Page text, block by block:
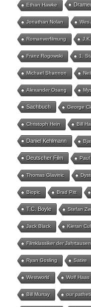
Ethan Hawke
Jonathan Nolan Wes
Romanverfilmung
Franz Rogowski 1.
Michael Shannon
Alexander Osang
Sachbuch George
Christoph Hein Bill
Daniel Kehlmann
Deutscher Film
Thomas Glavinic
Biopic Brad Pitt
T.C. Boyle Stefan
Jack Black Kieran
Filmklassiker der
Ryan Gosling Satire
Westworld Wolf Haas
Bill Murray our